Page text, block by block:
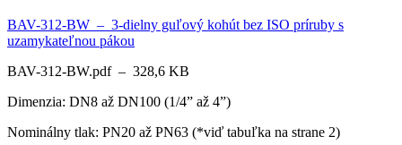
BAV-312-BW – 3-dielny guľový kohút bez ISO príruby s
uzamykateľnou pákou
BAV-312-BW.pdf – 328,6 KB
Dimenzia: DN8 až DN100 (1/4” až 4”)
Nominálny tlak: PN20 až PN63 (*viď tabuľka na strane 2)